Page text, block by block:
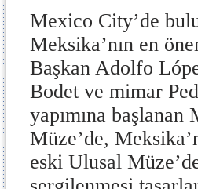
Mexico City’de
Meksika’nın en
Başkan Adolfo
Bodet ve mimar
yapımına başlanan
Müze’de,
eski Ulusal